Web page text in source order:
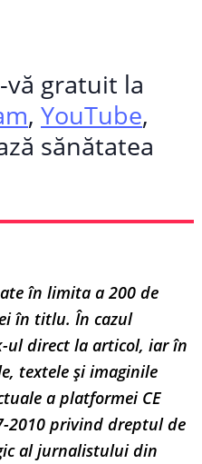
vă gratuit la
, YouTube,
sănătatea
în limita a 200 de
în titlu. În cazul
ul direct la articol, iar în
textele și imaginile
a platformei CE
2010 privind dreptul de
al jurnalistului din